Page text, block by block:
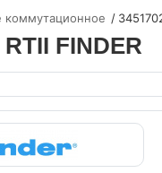
коммутационное
FINDER